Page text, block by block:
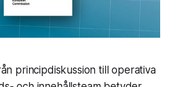
principdiskussion till operativa